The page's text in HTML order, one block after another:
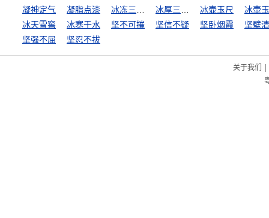
凝神定气
凝脂点漆 冰壶玉尺
冰壶
冰天雪窖
冰寒于水 坚不可摧 坚信不疑 坚卧烟霞
坚壁
坚强不屈
坚忍不拔
关于我们 |